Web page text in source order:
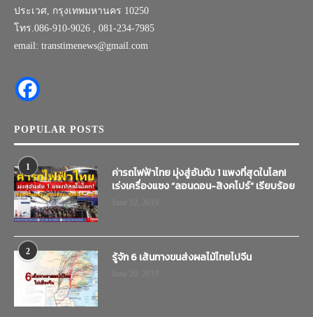
ประเวศ, กรุงเทพมหานคร 10250
โทร.086-910-9026 , 081-234-7985
email: transtimenews@gmail.com
POPULAR POSTS
1
ค่ารถไฟฟ้าไทย มุ่งสู่อันดับ 1 แพงที่สุดในโลก!
เร่งเครื่องแซง “ลอนดอน-สิงคโปร์” เรียบร้อย
2 รู้จัก 6 เส้นทางขนส่งผลไม้ไทยไปจีน